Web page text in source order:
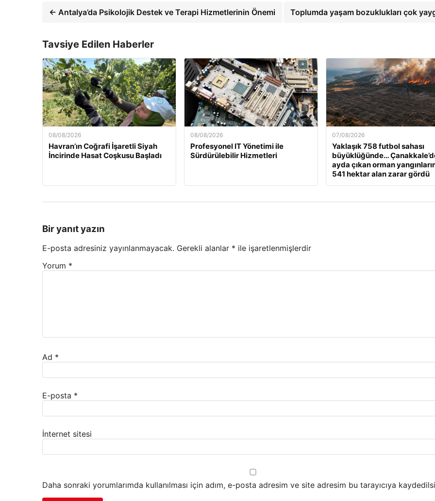
← Antalya’da Psikolojik Destek ve Terapi Hizmetlerinin Önemi Toplumda yaşam bozuklukları çok
Tavsiye Edilen Haberler
08/08/2026
Havran’ın Coğrafi İşaretli Siyah
İncirinde Hasat Coşkusu Başladı
08/08/2026
Profesyonel IT Yönetimi ile
Sürdürülebilir Hizmetleri
07/08/2026
Yaklaşık 758 futbol sahası
büyüklüğünde…
ayda çıkan orman
541 hektar alan zarar gördü
Bir yanıt yazın
E-posta adresiniz yayınlanmayacak. Gerekli alanlar * ile işaretlenmişlerdir
Yorum *
Ad *
E-posta *
İnternet sitesi
Daha sonraki yorumlarımda kullanılması için adım, e-posta adresim ve site adresim bu tarayıcıya